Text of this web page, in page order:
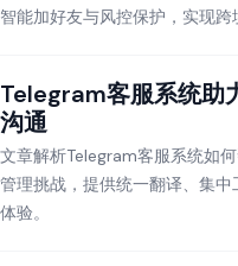
智能加好友与风控保护，实现跨
Telegram客服系统助
沟通
文章解析Telegram客服系统如
管理挑战，提供统一翻译、集
体验。